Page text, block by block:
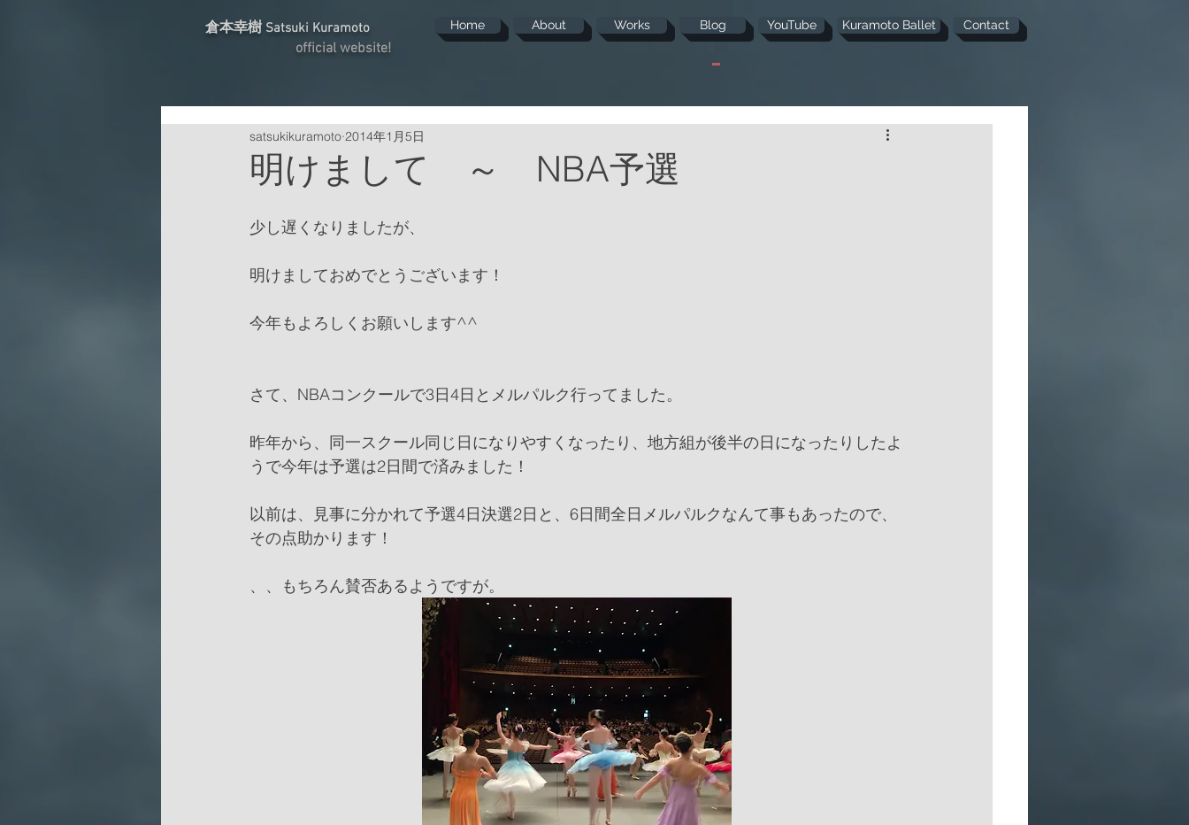
倉本幸樹 Satsuki Kuramoto
official website!
Home About Works Blog YouTube Kuramoto Ballet Contact
明けまして ～ NBA予選
satsukikuramoto 2014年1月5日
少し遅くなりましたが、
明けましておめでとうございます！
今年もよろしくお願いします^^
さて、NBAコンクールで3日4日とメルパルク行ってました。
昨年から、同一スクール同じ日になりやすくなったり、地方組が後半の日になったりしたよ
うで今年は予選は2日間で済みました！
以前は、見事に分かれて予選4日決選2日と、6日間全日メルパルクなんて事もあったので、
その点助かります！
、、もちろん賛否あるようですが。